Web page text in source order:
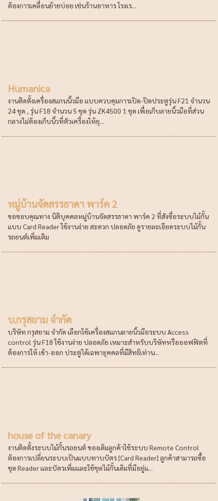
ต้องการเคลื่อนย้ายบ่อย เช่นร้านอาหาร โรงเร...
Humanica
งานติดตั้งเครื่องสแกนนิ้วมือ แบบควบคุมการเปิด-ปิดประตูรุ่น F21 จำนวน
24 ชุด , รุ่น F18 จำนวน 5 ชุด รุ่น ZK4500 1 ชุด เพื่อเก็บลายนิ้วมือที่ส่วน
กลางไม่ต้องเก็บนิ้วที่ตัวเครื่องให้ยุ...
หมู่บ้านจัดสรรธาดา พาร์ค 2
ขอขอบคุณทาง นิติบุคคลหมู่บ้านจัดสรรธาดา พาร์ค 2 ที่สังซื่อระบบไม้กั้น
แบบ Card Reader ใช้งานง่าย สะดวก ปลอดภัย ดูรายละเอียดระบบไม้กั้น
รถยนต์เพิ่มเติม
บ.กรุสยาม จำกัด
บริษัท กรุสยาม จำกัด เลือกใช้เครื่องสแกนลายนิ้วมือระบบ Access
control รุ่น F18 ใช้งานง่าย ปลอดภัย เหมาะสำหรับบริษัทหรือออฟฟิตที่
ต้องการให้ เข้า-ออก ประตูได้เฉพาะุคคลที่มีสิทธิเท่าน...
house of the canary
งานติดตั้งระบบไม้กั้นรถยนต์ ของเดิมลูกค้าใช้ระบบ Remote Control
ต้องการเปลี่ยนระบบเป็นแบบทาบบัตร [Card Reader] ลูกค้าสามารถซื้อ
ชุด Reader และบัตรเพิ่มและใช้ชุดไม้กั้นเดิมที่มีอยู่แ...